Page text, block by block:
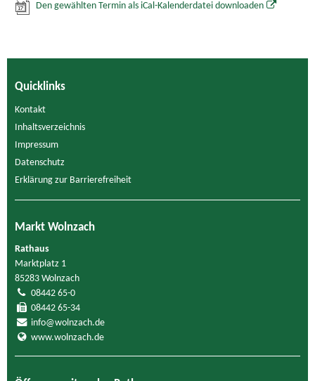
Den gewählten Termin als iCal-Kalenderdatei downloaden
Quicklinks
Kontakt
Inhaltsverzeichnis
Impressum
Datenschutz
Erklärung zur Barrierefreiheit
Markt Wolnzach
Rathaus
Marktplatz 1
85283 Wolnzach
08442 65-0
08442 65-34
info@wolnzach.de
www.wolnzach.de